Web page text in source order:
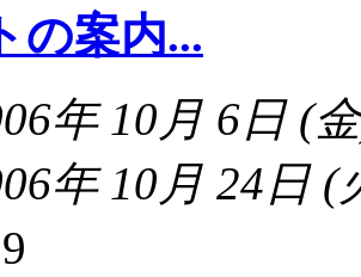
の案内...
年 10月 6日 (
年 10月 24日 (
9